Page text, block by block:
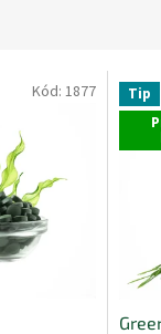
Kód: 1877
Tip